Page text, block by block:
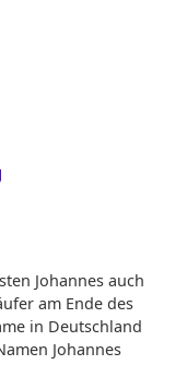
Johannes auch
am Ende des
in Deutschland
Johannes